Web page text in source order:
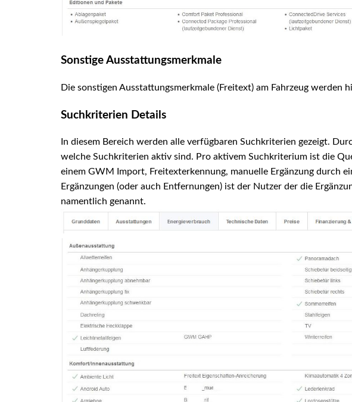
Sonstige Ausstattungsmerkmale
Die sonstigen Ausstattungsmerkmale (Freitext) am Fahrzeug werden
Suchkriterien Details
In diesem Bereich werden alle verfügbaren Suchkriterien gezeigt.
welche Suchkriterien aktiv sind. Pro aktivem Suchkriterium ist die
einem GWM Import, Freitexterkennung, manuelle Ergänzung durch
Ergänzungen (oder auch Entfernungen) ist der Nutzer der die
namentlich genannt.